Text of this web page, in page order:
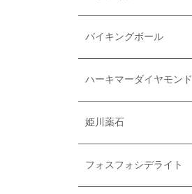
バイキングボール
ハーキマーダイヤモンド
姫川薬石
フォスフォシデライト